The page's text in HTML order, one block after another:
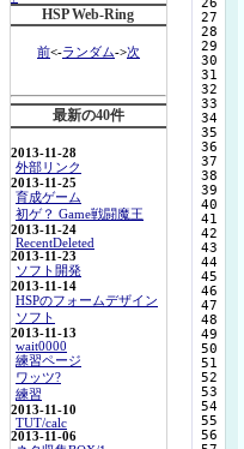
HSP Web-Ring
前<-ランダム->次
最新の40件
2013-11-28
外部リンク
2013-11-25
育成ゲーム
初ゲ？ Game戦闘魔王
2013-11-24
RecentDeleted
2013-11-23
ソフト開発
2013-11-14
HSPのフォームデザイン
ソフト
2013-11-13
wait0000
練習ページ
ワッツ?
練習
2013-11-10
TUT/calc
2013-11-06
27
28
29
30
31
32
33
34
35
36
37
38
39
40
41
42
43
44
45
46
47
48
49
50
51
52
53
54
55
56